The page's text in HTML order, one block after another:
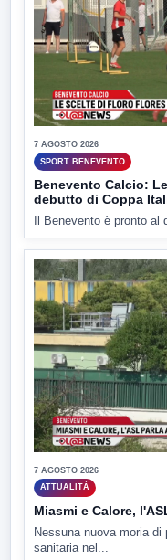
7 AGOSTO 2026
SPORT BENEVENTO
Benevento Calcio:
debutto di Coppa
Il Benevento è pronto
7 AGOSTO 2026
ATTUALITÀ
Miasmi e Calore,
Nessuna nuova moria
sanitaria nel...